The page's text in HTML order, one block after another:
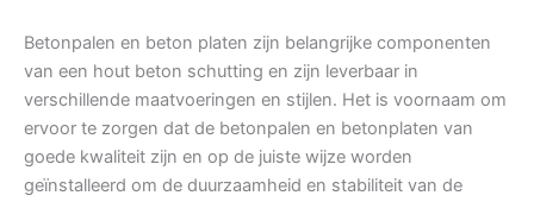
Betonpalen en beton platen zijn belangrijke componenten
van een hout beton schutting en zijn leverbaar in
verschillende maatvoeringen en stijlen. Het is voornaam om
ervoor te zorgen dat de betonpalen en betonplaten van
goede kwaliteit zijn en op de juiste wijze worden
geïnstalleerd om de duurzaamheid en stabiliteit van de